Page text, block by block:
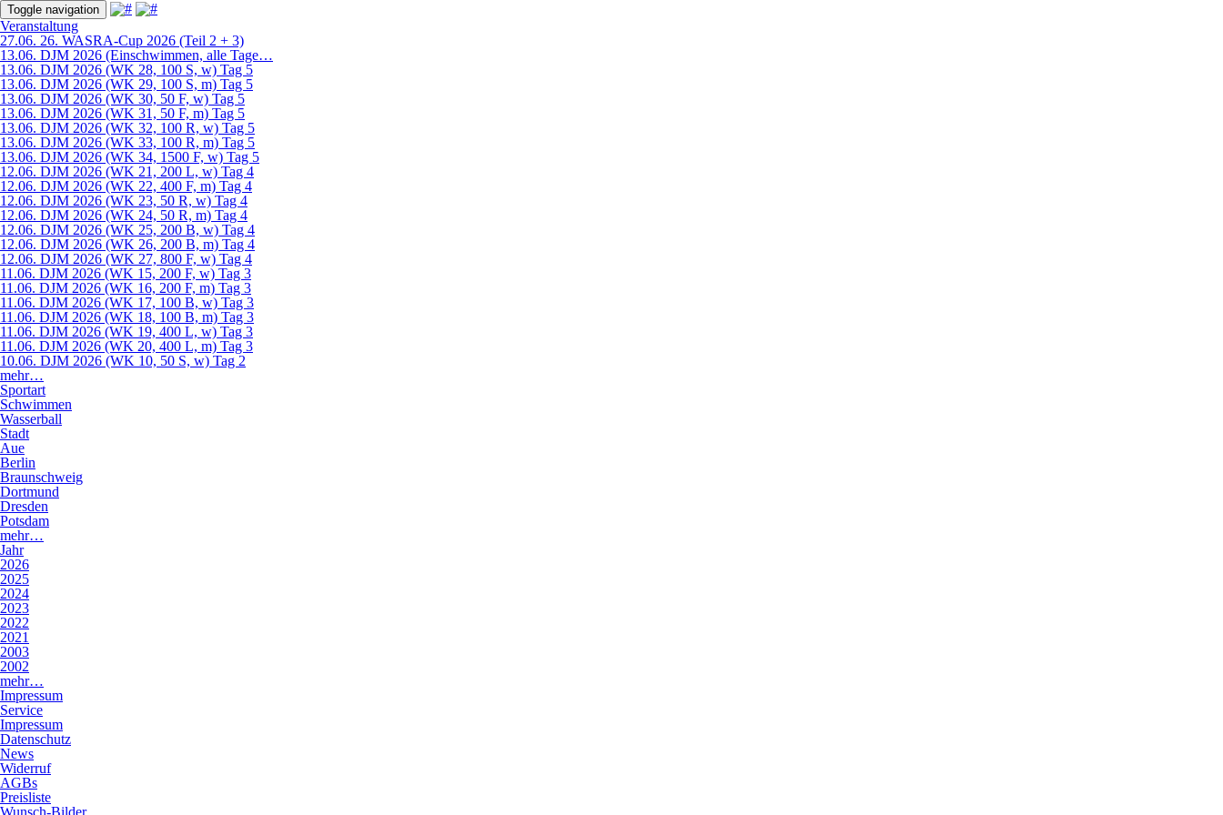
Toggle navigation
Veranstaltung
27.06. 26. WASRA-Cup 2026 (Teil 2 + 3)
13.06. DJM 2026 (Einschwimmen, alle Tage…
13.06. DJM 2026 (WK 28, 100 S, w) Tag 5
13.06. DJM 2026 (WK 29, 100 S, m) Tag 5
13.06. DJM 2026 (WK 30, 50 F, w) Tag 5
13.06. DJM 2026 (WK 31, 50 F, m) Tag 5
13.06. DJM 2026 (WK 32, 100 R, w) Tag 5
13.06. DJM 2026 (WK 33, 100 R, m) Tag 5
13.06. DJM 2026 (WK 34, 1500 F, w) Tag 5
12.06. DJM 2026 (WK 21, 200 L, w) Tag 4
12.06. DJM 2026 (WK 22, 400 F, m) Tag 4
12.06. DJM 2026 (WK 23, 50 R, w) Tag 4
12.06. DJM 2026 (WK 24, 50 R, m) Tag 4
12.06. DJM 2026 (WK 25, 200 B, w) Tag 4
12.06. DJM 2026 (WK 26, 200 B, m) Tag 4
12.06. DJM 2026 (WK 27, 800 F, w) Tag 4
11.06. DJM 2026 (WK 15, 200 F, w) Tag 3
11.06. DJM 2026 (WK 16, 200 F, m) Tag 3
11.06. DJM 2026 (WK 17, 100 B, w) Tag 3
11.06. DJM 2026 (WK 18, 100 B, m) Tag 3
11.06. DJM 2026 (WK 19, 400 L, w) Tag 3
11.06. DJM 2026 (WK 20, 400 L, m) Tag 3
10.06. DJM 2026 (WK 10, 50 S, w) Tag 2
mehr…
Sportart
Schwimmen
Wasserball
Stadt
Aue
Berlin
Braunschweig
Dortmund
Dresden
Potsdam
mehr…
Jahr
2026
2025
2024
2023
2022
2021
2003
2002
mehr…
Impressum
Service
Impressum
Datenschutz
News
Widerruf
AGBs
Preisliste
Wunsch-Bilder